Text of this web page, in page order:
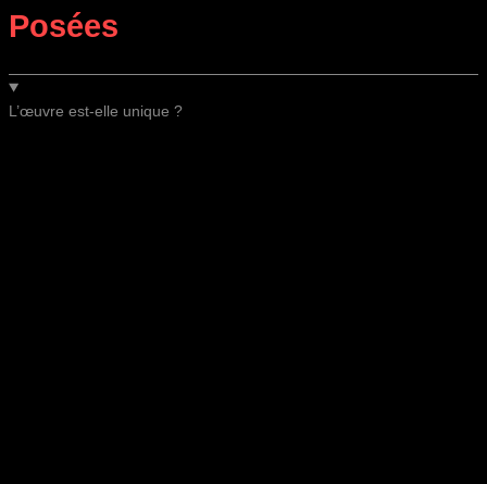
Posées
L’œuvre est-elle unique ?